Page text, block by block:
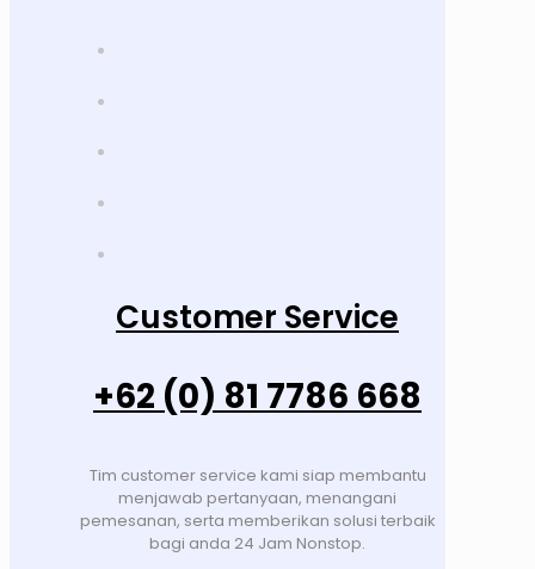
Customer Service
+62 (0) 81 7786 668
Tim customer service kami siap membantu
menjawab pertanyaan, menangani
pemesanan, serta memberikan solusi terbaik
bagi anda 24 Jam Nonstop.